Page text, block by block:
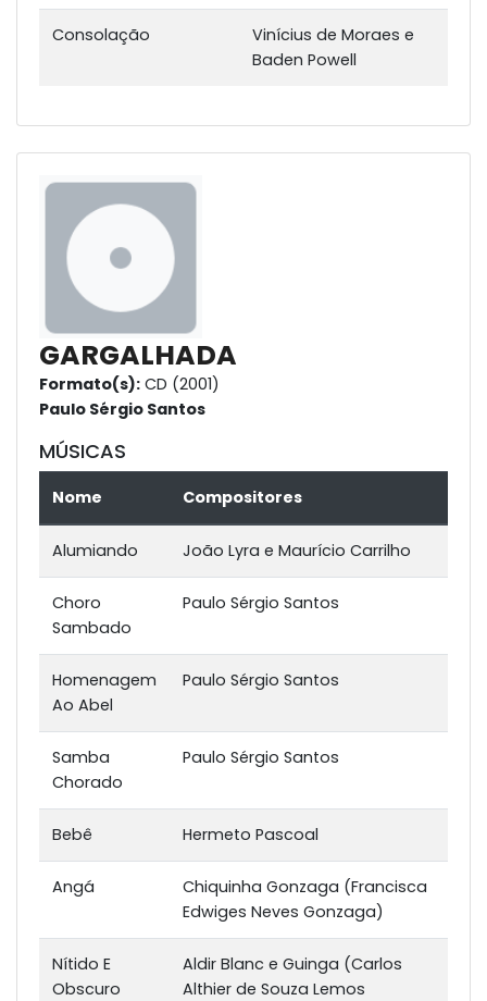
Consolação
Vinícius de Moraes e
Baden Powell
GARGALHADA
Formato(s): CD (2001)
Paulo Sérgio Santos
MÚSICAS
Nome Compositores
Alumiando João Lyra e Maurício Carrilho
Choro
Sambado
Paulo Sérgio Santos
Homenagem
Ao Abel
Paulo Sérgio Santos
Samba
Chorado
Paulo Sérgio Santos
Bebê Hermeto Pascoal
Angá
Chiquinha Gonzaga (Francisca
Edwiges Neves Gonzaga)
Nítido E
Obscuro
Aldir Blanc e Guinga (Carlos
Althier de Souza Lemos